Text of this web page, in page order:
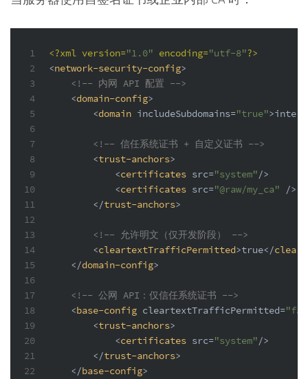
1
2
3
4
5
6
7
8
9
10
11
12
13
14
15
16
17
18
19
20
21
22
<?xml version="1.0" encoding="utf-8"?>
<network-security-config>
<!-- 内网 API 配置 -->
<domain-config>
<domain includeSubdomains="true">
<!-- 信任系统证书 + 自定义证书 -->
<trust-anchors>
<certificates src="system"/>
<certificates src="@raw/my_ca" />
</trust-anchors>
<!-- 允许明文（仅开发阶段） -->
<cleartextTrafficPermitted>true</
</domain-config>
<!-- 公网 API：仅信任系统证书 -->
<base-config cleartextTrafficPermitted=
<trust-anchors>
<certificates src="system"/>
</trust-anchors>
</base-config>